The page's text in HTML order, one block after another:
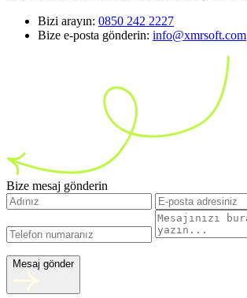
Bizi arayın: 0850 242 2227
Bize e-posta gönderin: info@xmrsoft.com
Bize mesaj gönderin
Mesaj gönder